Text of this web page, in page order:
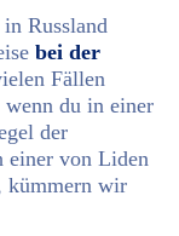
Russland
bei der
Fällen
wenn du in einer
der
einer von Liden
kümmern wir